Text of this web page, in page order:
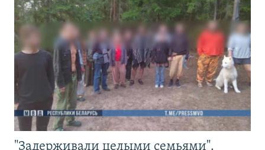
"Задерживали целыми семьями".